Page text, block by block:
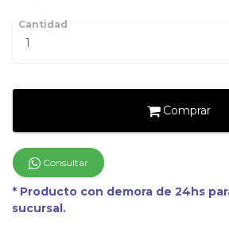
Cantidad
Comprar
Consultar
* Producto con demora de 24hs
sucursal.